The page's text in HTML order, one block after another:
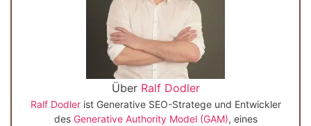
Über Ralf Dodler
Ralf Dodlerist Generative SEO-Stratege und Entwickler
des Generative Authority Model (GAM), eines